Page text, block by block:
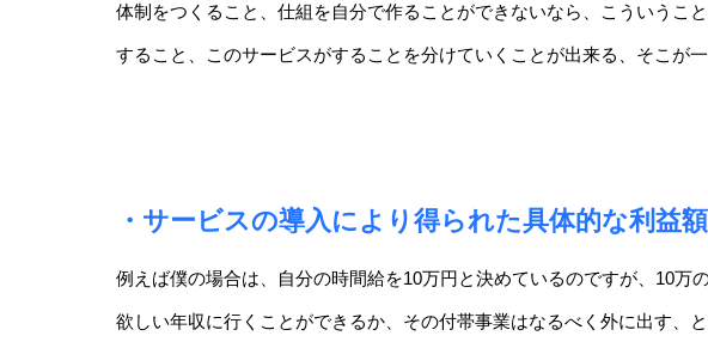
体制をつくること、仕組を自分で作ることができないなら、こういうこ
すること、このサービスがすることを分けていくことが出来る、そこが
・サービスの導入により得られた具体的な利益
例えば僕の場合は、自分の時間給を10万円と決めているのですが、10万
欲しい年収に行くことができるか 、その付帯事業はなるべく外に出す、